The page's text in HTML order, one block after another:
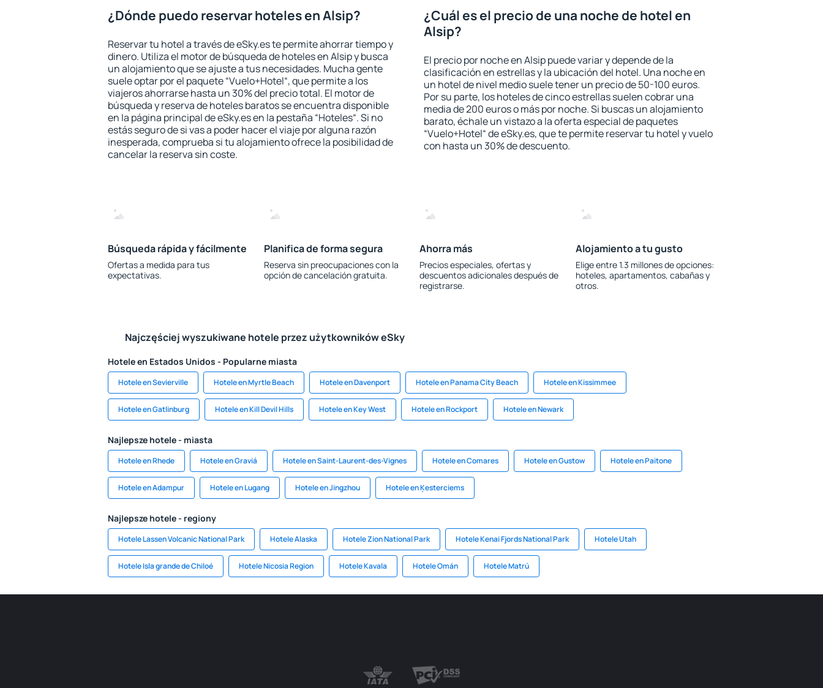
¿Dónde puedo reservar hoteles en Alsip?
Reservar tu hotel a través de eSky.es te permite ahorrar tiempo y
dinero. Utiliza el motor de búsqueda de hoteles en Alsip y busca
un alojamiento que se ajuste a tus necesidades. Mucha gente
suele optar por el paquete “Vuelo+Hotel“, que permite a los
viajeros ahorrarse hasta un 30% del precio total. El motor de
búsqueda y reserva de hoteles baratos se encuentra disponible
en la página principal de eSky.es en la pestaña “Hoteles“. Si no
estás seguro de si vas a poder hacer el viaje por alguna razón
inesperada, comprueba si tu alojamiento ofrece la posibilidad de
cancelar la reserva sin coste.
¿Cuál es el precio de una noche de hotel en
Alsip?
El precio por noche en Alsip puede variar y depende de la
clasificación en estrellas y la ubicación del hotel. Una noche en
un hotel de nivel medio suele tener un precio de 50-100 euros.
Por su parte, los hoteles de cinco estrellas suelen cobrar una
media de 200 euros o más por noche. Si buscas un alojamiento
barato, échale un vistazo a la oferta especial de paquetes
“Vuelo+Hotel“ de eSky.es, que te permite reservar tu hotel y vuelo
con hasta un 30% de descuento.
Búsqueda rápida y fácilmente
Ofertas a medida para tus
expectativas.
Planifica de forma segura
Reserva sin preocupaciones con la
opción de cancelación gratuita.
Ahorra más
Precios especiales, ofertas y
descuentos adicionales después de
registrarse.
Alojamiento a tu gusto
Elige entre 1.3 millones de opciones:
hoteles, apartamentos, cabañas y
otros.
Najczęściej wyszukiwane hotele przez użytkowników eSky
Hotele en Estados Unidos - Popularne miasta
Hotele en Sevierville Hotele en Myrtle Beach Hotele en Davenport Hotele en Panama City Beach Hotele en Kissimmee
Hotele en Gatlinburg Hotele en Kill Devil Hills Hotele en Key West Hotele en Rockport Hotele en Newark
Najlepsze hotele - miasta
Hotele en Rhede Hotele en Graviá Hotele en Saint-Laurent-des-Vignes Hotele en Comares Hotele en Gustow Hotele en Paitone
Hotele en Adampur Hotele en Lugang Hotele en Jingzhou Hotele en Ķesterciems
Najlepsze hotele - regiony
Hotele Lassen Volcanic National Park Hotele Alaska Hotele Zion National Park Hotele Kenai Fjords National Park Hotele Utah
Hotele Isla grande de Chiloé Hotele Nicosia Region Hotele Kavala Hotele Omán Hotele Matrú